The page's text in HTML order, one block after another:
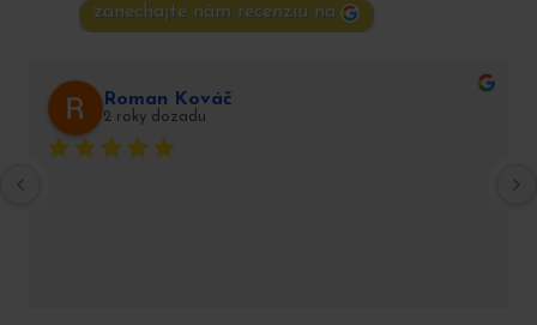
zanechajte nám recenziu na
Roman Kováč
2 roky dozadu